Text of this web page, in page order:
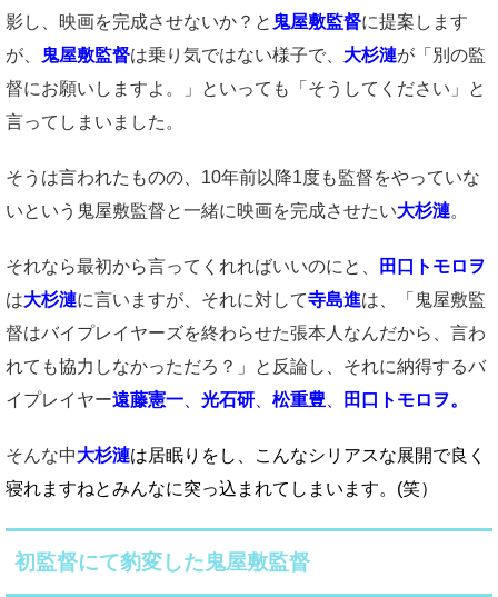
影し、映画を完成させないか？と 鬼屋敷監督に提案します
が、
鬼屋敷監督は乗り気ではない様子で、 大杉漣が「別の監
督にお願いしますよ。」といっても「そうしてください」と
言ってしまいました。
そうは言われたものの、10年前以降1度も監督をやっていな
いという鬼屋敷監督と一緒に映画を完成させたい大杉漣。
それなら最初から言ってくれればいいのにと、
田口トモロヲ
は大杉漣に言いますが、それに対して寺島進は、「鬼屋敷監
督はバイプレイヤーズを終わらせた張本人なんだから、言わ
れても協力しなかっただろ？」と反論し、それに納得するバ
イプレイヤー遠藤憲一 光石研 松重豊 田口トモロヲ。
そんな中大杉漣は居眠りをし、こんなシリアスな展開で良く
寝れますねとみんなに突っ込まれてしまいます。(笑）
初監督にて豹変した鬼屋敷監督